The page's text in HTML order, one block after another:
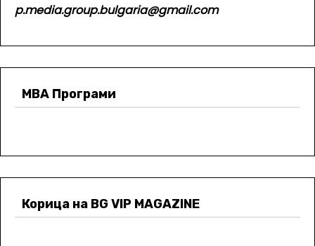
p.media.group.bulgaria@gmail.com
МВА Програми
Корица на BG VIP MAGAZINE